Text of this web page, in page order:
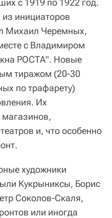
инициаторов
Михаил Черемных,
с Владимиром
РОСТА". Новые
тиражом (20-30
по трафарету)
Их
и, что особенно
художники
Кукрыниксы, Борис
Соколов-Скаля,
или иногда